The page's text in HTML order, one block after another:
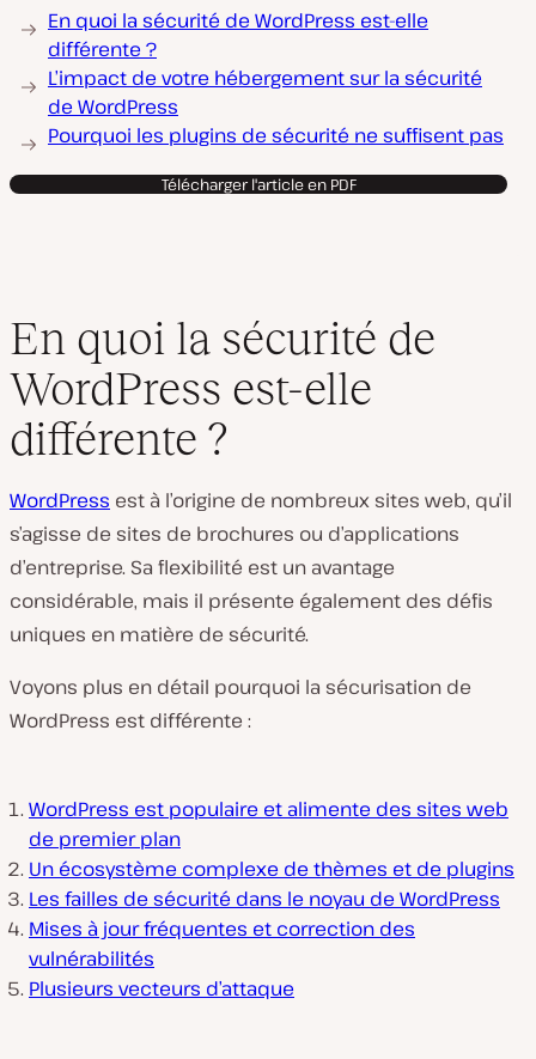
En quoi la sécurité de WordPress est-elle
différente ?
L’impact de votre hébergement sur la sécurité
de WordPress
Pourquoi les plugins de sécurité ne suffisent pas
Télécharger l'article en PDF
En quoi la sécurité de
WordPress est-elle
différente ?
WordPress est à l’origine de nombreux sites web, qu’il
s’agisse de sites de brochures ou d’applications
d’entreprise. Sa flexibilité est un avantage
considérable, mais il présente également des défis
uniques en matière de sécurité.
Voyons plus en détail pourquoi la sécurisation de
WordPress est différente :
WordPress est populaire et alimente des sites web
de premier plan
Un écosystème complexe de thèmes et de plugins
Les failles de sécurité dans le noyau de WordPress
Mises à jour fréquentes et correction des
vulnérabilités
Plusieurs vecteurs d’attaque